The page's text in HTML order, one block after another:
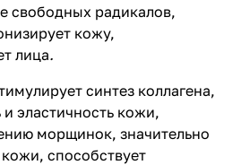
свободных радикалов,
кожу,
лица.
синтез коллагена,
эластичность кожи,
морщинок, значительно
способствует